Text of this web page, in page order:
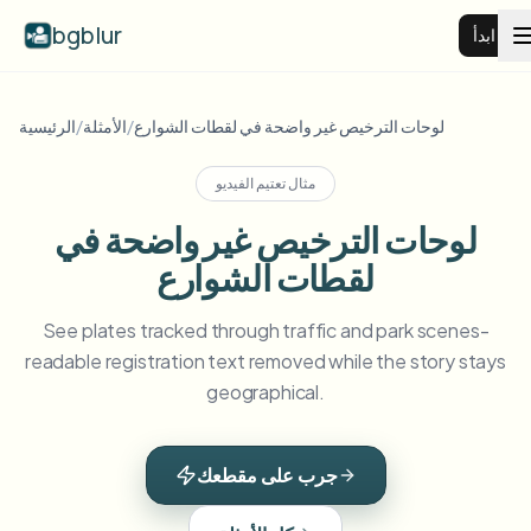
bgblur ابدأ
طمس خلفية الفيديو
عرض جميع الأمثلة
تصفح مكتبة الأمثلة الكاملة
طمس الوجه
طمس لوحة السيارة
الميزات
Browse every blur tool in one place
المدارس والتعليم
الرئيسية/الأمثلة/لوحات الترخيص غير واضحة في لقطات الشوارع
مثال تعتيم الفيديو
لوحات الترخيص غير واضحة في
لقطات الشوارع
See plates tracked through traffic and park scenes-
readable registration text removed while the story stays
geographical.
جرب على مقطعك